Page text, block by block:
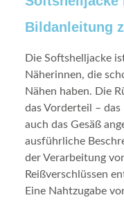
Bildanleitung
Die Softshelljacke
Näherinnen, die
Nähen haben. Die
das Vorderteil –
auch das Gesäß
ausführliche
der Verarbeitung
Reißverschlüssen
Eine Nahtzugabe